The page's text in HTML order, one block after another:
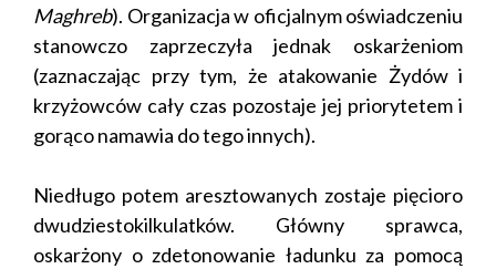
Maghreb). Organizacja w oficjalnym oświadczeniu
stanowczo zaprzeczyła jednak oskarżeniom
(zaznaczając przy tym, że atakowanie Żydów i
krzyżowców cały czas pozostaje jej priorytetem i
gorąco namawia do tego innych).
Niedługo potem aresztowanych zostaje pięcioro
dwudziestokilkulatków. Główny sprawca,
oskarżony o zdetonowanie ładunku za pomocą